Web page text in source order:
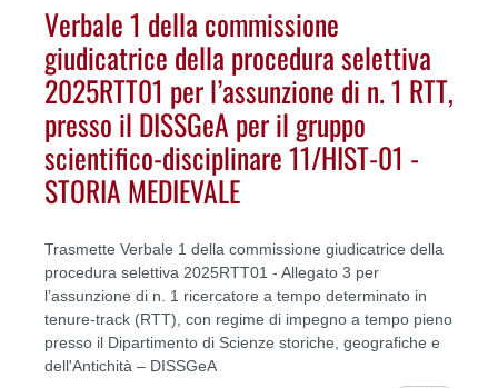
Verbale 1 della commissione
giudicatrice della procedura selettiva
2025RTT01 per l’assunzione di n. 1 RTT,
presso il DISSGeA per il gruppo
scientifico-disciplinare 11/HIST-01 -
STORIA MEDIEVALE
Trasmette Verbale 1 della commissione giudicatrice della
procedura selettiva 2025RTT01 - Allegato 3 per
l’assunzione di n. 1 ricercatore a tempo determinato in
tenure-track (RTT), con regime di impegno a tempo pieno
presso il Dipartimento di Scienze storiche, geografiche e
dell'Antichità – DISSGeA